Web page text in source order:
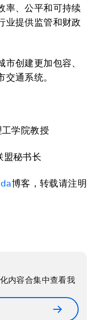
率、公平和可持续
业提供监管和财政
创建更加包容、
通系统。
学院教授
盟秘书长
博客，转载请注明
内容合集中查看我